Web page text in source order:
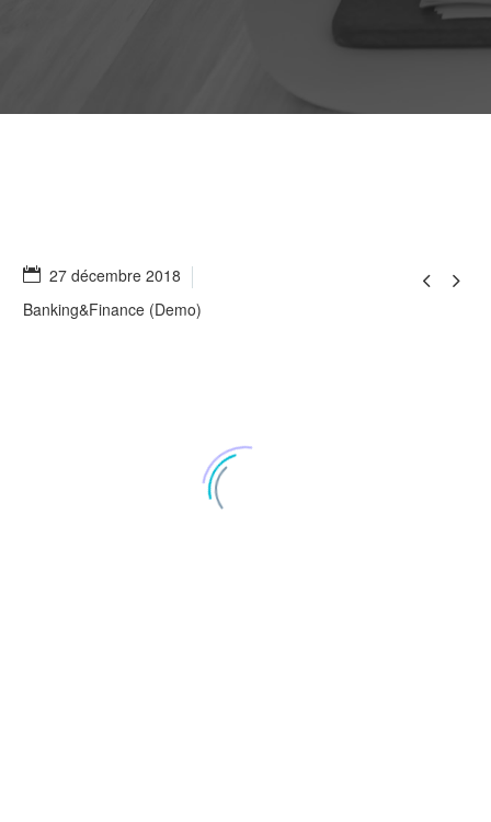
 
27 décembre 2018
Banking&Finance (Demo)